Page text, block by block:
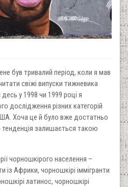
був тривалий період, коли я мав
свіжі випуски тижневика
у 1998 чи 1999 році я
дослідження різних категорій
Хоча це й було вже достатньо
залишається такою
чорношкірого населення –
із Африки, чорношкірі іммігранти
латинос, чорношкірі